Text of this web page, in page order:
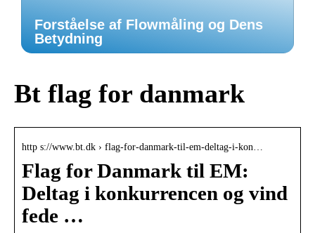
Forståelse af Flowmåling og Dens
Betydning
Bt flag for danmark
http s://www.bt.dk › flag-for-danmark-til-em-deltag-i-kon…
Flag for Danmark til EM:
Deltag i konkurrencen og vind
fede …